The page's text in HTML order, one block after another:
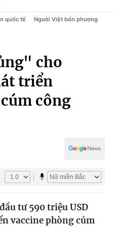
quốc tế Người Việt bốn phương
cho
triển
công
tư 590 triệu USD
vaccine phòng cúm